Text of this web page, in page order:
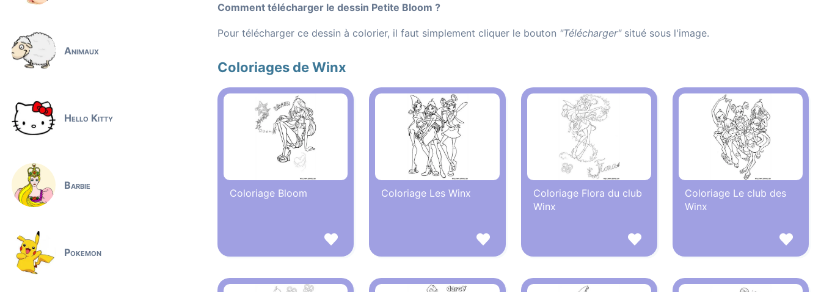
Animaux
Hello Kitty
Barbie
Pokemon
Comment télécharger le dessin Petite Bloom ?
Pour télécharger ce dessin à colorier, il faut simplement cliquer le bouton "Télécharger"situé sous l'image.
Coloriages de Winx
Coloriage Bloom Coloriage Les Winx
Coloriage Flora du club
Winx
Coloriage Le club des
Winx